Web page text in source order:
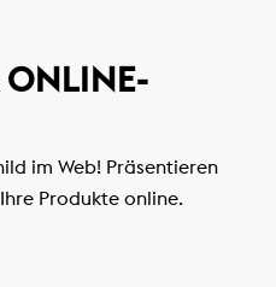
ONLINE-
im Web! Präsentieren
Produkte online.